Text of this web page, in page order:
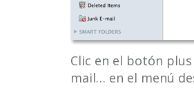
Clic en el botón
mail… en el menú